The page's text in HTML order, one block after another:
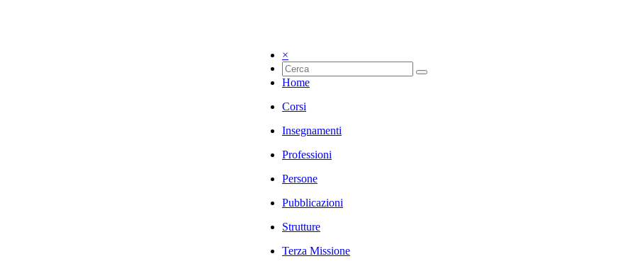
×
Home
Corsi
Insegnamenti
Professioni
Persone
Pubblicazioni
Strutture
Terza Missione